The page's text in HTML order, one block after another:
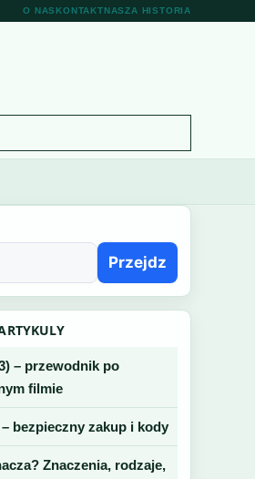
O NASKONTAKTNASZA HISTORIA
Przejdz
– przewodnik po
filmie
bezpieczny zakup i kody
Znaczenia, rodzaje,